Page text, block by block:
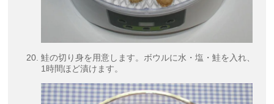
鮭の切り身を用意します。ボウルに水・塩・鮭を入れ、
1時間ほど漬けます。